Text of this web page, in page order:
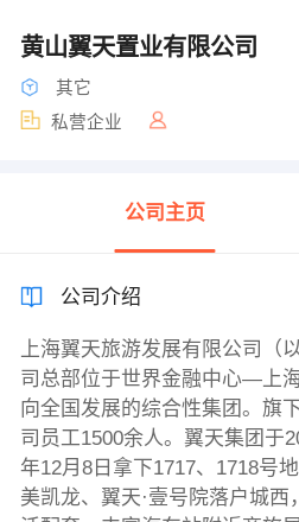
黄山翼天置业有限公司
其它
私营企业
公司主页
公司介绍
上海翼天旅游发展有限公司（
司总部位于世界金融中心—上
向全国发展的综合性集团。旗
司员工1500余人。翼天集团于
年12月8日拿下1717、1718号
美凯龙、翼天·壹号院落户城